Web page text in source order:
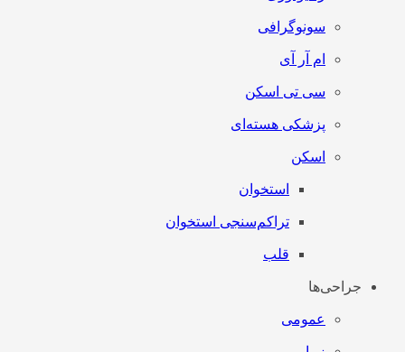
سونوگرافی
ام آر آی
سی تی اسکن
پزشکی هسته‌ای
اسکن
استخوان
تراکم‌سنجی استخوان
قلب
جراحی‌ها
عمومی